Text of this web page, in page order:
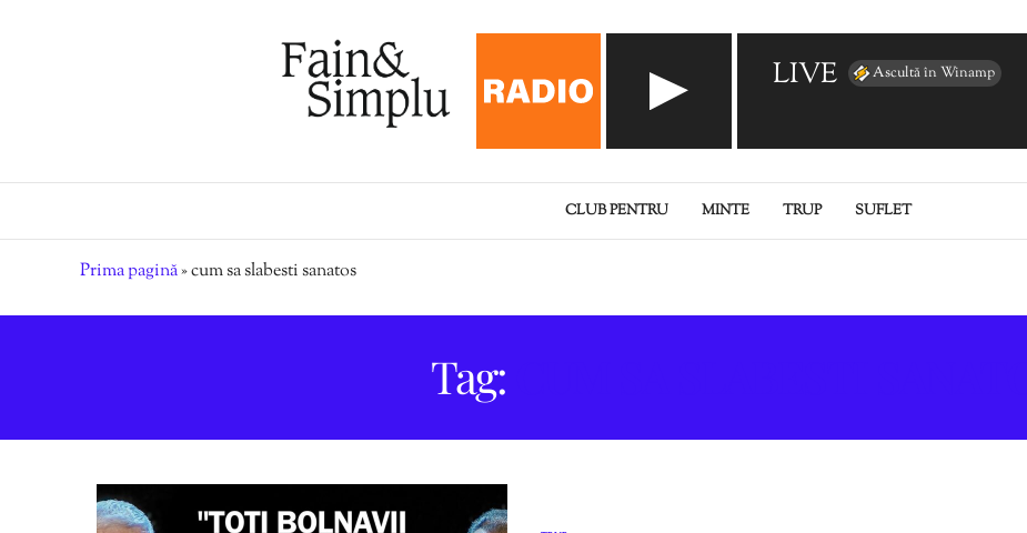
LIVE Ascultă în Winamp
CLUB PENTRU MINTE TRUP SUFLET
Prima pagină»cum sa slabesti sanatos
Tag: